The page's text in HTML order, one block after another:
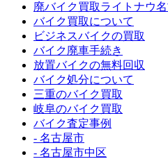
廃バイク買取ライトナウ
バイク買取について
ビジネスバイクの買取
バイク廃車手続き
放置バイクの無料回収
バイク処分について
三重のバイク買取
岐阜のバイク買取
バイク査定事例
- 名古屋市
- 名古屋市中区